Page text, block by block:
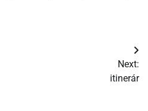
Next:
itinerár